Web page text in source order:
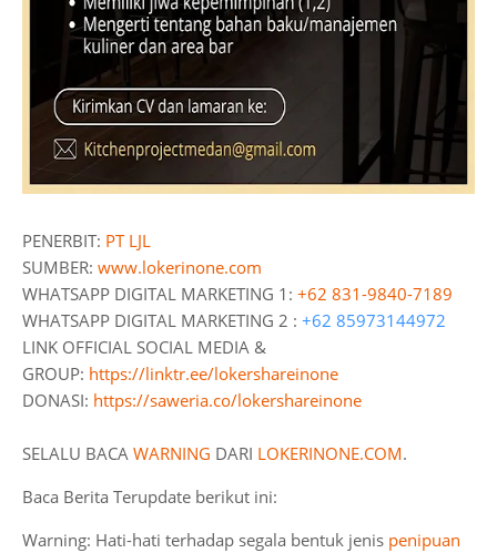
PENERBIT: PT LJL
SUMBER: www.lokerinone.com
WHATSAPP DIGITAL MARKETING 1: +62 831-9840-7189
WHATSAPP DIGITAL MARKETING 2 : +62 85973144972
LINK OFFICIAL SOCIAL MEDIA &
GROUP: https://linktr.ee/lokershareinone
DONASI: https://saweria.co/lokershareinone
SELALU BACA WARNING DARI LOKERINONE.COM.
Baca Berita Terupdate berikut ini:
Warning: Hati-hati terhadap segala bentuk jenis penipuan